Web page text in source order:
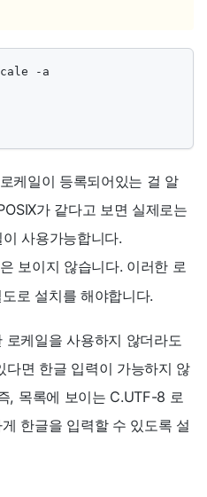
-a
케일이 등록되어있는 걸 알
가 같다고 보면 실제로는
사용가능합니다.
보이지 않습니다. 이러한 로
로 설치를 해야합니다.
케일을 사용하지 않더라도
면 한글 입력이 가능하지 않
, 목록에 보이는 C.UTF-8 로
한글을 입력할 수 있도록 설